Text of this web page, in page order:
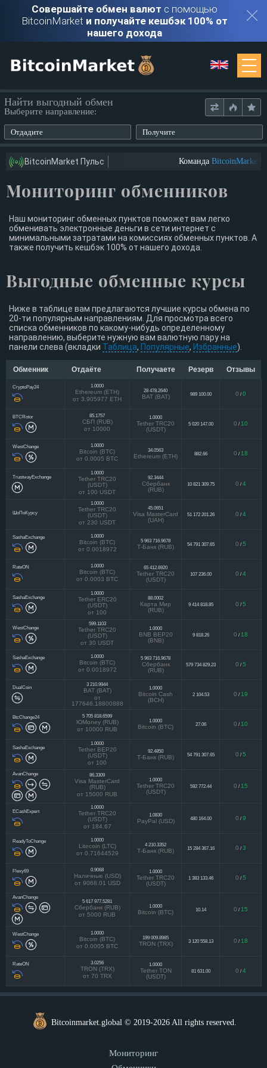
Совершайте обмен валют с помощью
BitcoinMarket и получайте кешбэк 100% от
нашего дохода
Обменники
Войти
Регистрация
Найти выгодный обмен
Выберите направление:
Отдадите Получите
BitcoinMarket Пульс КомандаBitcoinMarket
Мониторинг обменников
Наш мониторинг обменных пунктов поможет вам легко
обменивать электронные деньги в сети интернет с
минимальными затратами на комиссиях обменных пунктов. А
также получить кешбэк 100% от нашего дохода.
Выгодные обменные курсы
Ниже в таблице вам предлагаются лучшие курсы обмена по
20-ти популярным направлениям. Для просмотра всего
списка обменников по какому-нибудь определенному
направлению, выберите нужную вам валютную пару на
панели слева (вкладки Таблица, Популярные, Избранные).
Обменник Отдаёте Получаете Резерв Отзывы
CryptoPay24 1.0000
Ethereum (ETH)
от 3.905977 ETH
28 478.2640
BAT (BAT) 989 100.00 0 / 0
BTCRotor 85.1757
СБП (RUB)
от 10000
1.0000
Tether TRC20
(USDT)
5 020 147.00 0 / 10
WestChange 1.0000
Bitcoin (BTC)
от 0.0005 BTC
34.0563
Ethereum (ETH) 882.66 0 / 18
TrustwayExchange
1.0000
Tether TRC20
(USDT)
от 100 USDT
92.3444
Сбербанк
(RUB)
10 821 309.75 0 / 4
ШоПоКурсу
1.0000
Tether TRC20
(USDT)
от 230 USDT
45.0651
Visa MasterCard
(UAH)
51 172 201.26 0 / 4
SashaExchange 1.0000
Bitcoin (BTC)
от 0.0018972
5 963 716.9678
Т-Банк (RUB) 54 791 307.65 0 / 5
RateON 1.0000
Bitcoin (BTC)
от 0.0003 BTC
65 412.6920
Tether TRC20
(USDT)
107 236.00 0 / 4
SashaExchange
1.0000
Tether ERC20
(USDT)
от 100
88.0002
Карта Мир
(RUB)
9 414 818.85 0 / 5
WestChange
599.1103
Tether TRC20
(USDT)
от 30 USDT
1.0000
BNB BEP20
(BNB)
9 818.26 0 / 18
SashaExchange 1.0000
Bitcoin (BTC)
от 0.0018972
5 963 716.9678
Сбербанк
(RUB)
579 734 829.23 0 / 5
DualCoin 3 210.9944
BAT (BAT)
от
177646.18800888
1.0000
Bitcoin Cash
(BCH)
2 104.53 0 / 19
BtcChange24 5 705 818.6599
ЮMoney (RUB)
от 10000 RUB
1.0000
Bitcoin (BTC) 27.06 0 / 10
SashaExchange
1.0000
Tether BEP20
(USDT)
от 100
92.4850
Т-Банк (RUB) 54 791 307.65 0 / 5
AvanChange 86.3309
Visa MasterCard
(RUB)
от 15000 RUB
1.0000
Tether TRC20
(USDT)
592 772.44 0 / 15
ECashExpert
1.0000
Tether TRC20
(USDT)
от 184.67
1.0830
PayPal (USD) 480 164.00 0 / 9
ReadyToChange 1.0000
Litecoin (LTC)
от 0.71644529
4 210.3352
Т-Банк (RUB) 15 284 367.16 0 / 3
Flexy69 0.9068
Наличные (USD)
от 9068.01 USD
1.0000
Tether TRC20
(USDT)
1 383 133.46 0 / 5
AvanChange
5 617 977.5281
Сбербанк (RUB)
от 5000 RUB
1.0000
Bitcoin (BTC) 10.14 0 / 15
WestChange 1.0000
Bitcoin (BTC)
от 0.0005 BTC
199 009.8985
TRON (TRX) 3 120 558.13 0 / 18
RateON 3.0256
TRON (TRX)
от 70 TRX
1.0000
Tether TON
(USDT)
81 631.00 0 / 4
Bitcoinmarket.global © 2019-2026 All rights reserved.
Мониторинг